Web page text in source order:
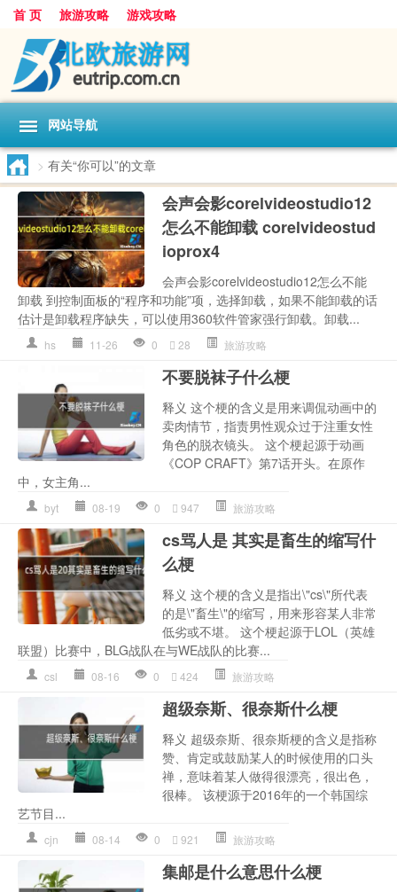
首 页 旅游攻略 游戏攻略
网站导航
> 有关“你可以”的文章
会声会影corelvideostudio12
怎么不能卸载 corelvideostud
ioprox4
会声会影corelvideostudio12怎么不能
卸载 到控制面板的“程序和功能”项，选择卸载，如果不能卸载的话
估计是卸载程序缺失，可以使用360软件管家强行卸载。卸载...
hs 11-26 0 28 旅游攻略
不要脱袜子什么梗
释义 这个梗的含义是用来调侃动画中的
卖肉情节，指责男性观众过于注重女性
角色的脱衣镜头。 这个梗起源于动画
《COP CRAFT》第7话开头。在原作
中，女主角...
byt 08-19 0 947 旅游攻略
cs骂人是 其实是畜生的缩写什
么梗
释义 这个梗的含义是指出\"cs\"所代表
的是\"畜生\"的缩写，用来形容某人非常
低劣或不堪。 这个梗起源于LOL（英雄
联盟）比赛中，BLG战队在与WE战队的比赛...
csl 08-16 0 424 旅游攻略
超级奈斯、很奈斯什么梗
释义 超级奈斯、很奈斯梗的含义是指称
赞、肯定或鼓励某人的时候使用的口头
禅，意味着某人做得很漂亮，很出色，
很棒。 该梗源于2016年的一个韩国综
艺节目...
cjn 08-14 0 921 旅游攻略
集邮是什么意思什么梗